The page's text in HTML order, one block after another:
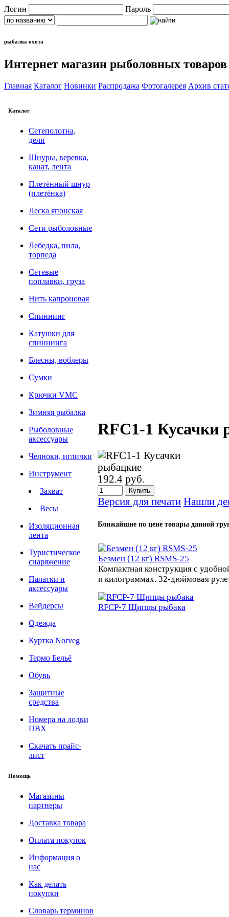
Логин Пароль
рыбалка охота
Интернет магазин рыболовных товаров
Главная Каталог Новинки Распродажа Фотогалерея Архив
Каталог
Сетеполотна,
дели
Шнуры, веревка,
канат, лента
Плетённый шнур
(плетёнка)
Леска японская
Сети рыболовные
Лебедка, пила,
торпеда
Сетевые
поплавки, груза
Нить капроновая
Спиннинг
Катушки для
спиннинга
Блесны, воблеры
Сумки
Крючки VMC
Зимняя рыбалка
Рыболовные
аксессуары
Челноки, иглички
Инструмент
Захват
Весы
Изоляционная
лента
Туристическое
снаряжение
Палатки и
аксессуары
Вейдерсы
Одежда
Куртка Norveg
Термо Бельё
Обувь
Защитные
средства
Номера на лодки
ПВХ
Скачать прайс-
лист
Помощь
Магазины
партнеры
Доставка товара
Оплата покупок
Информация о
нас
Как делать
покупки
Словарь терминов
RFC1-1 Кусачки
192.4 руб.
Версия для печати Нашли
Ближайшие по цене товары данной
Безмен (12 кг) RSMS-25
Компактная конструкция с
и килограммах. 32-дюймовая
RFCP-7 Щипцы рыбака